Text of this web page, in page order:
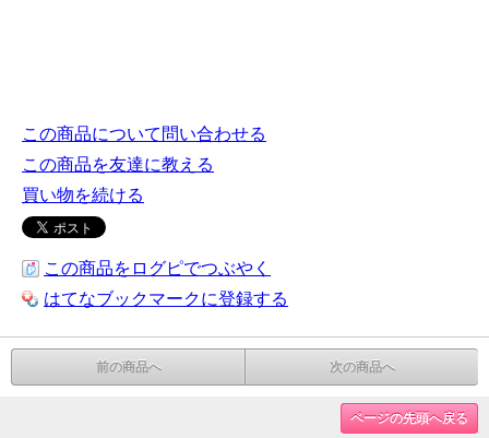
この商品について問い合わせる
この商品を友達に教える
買い物を続ける
この商品をログピでつぶやく
はてなブックマークに登録する
前の商品へ 次の商品へ
ページの先頭へ戻る